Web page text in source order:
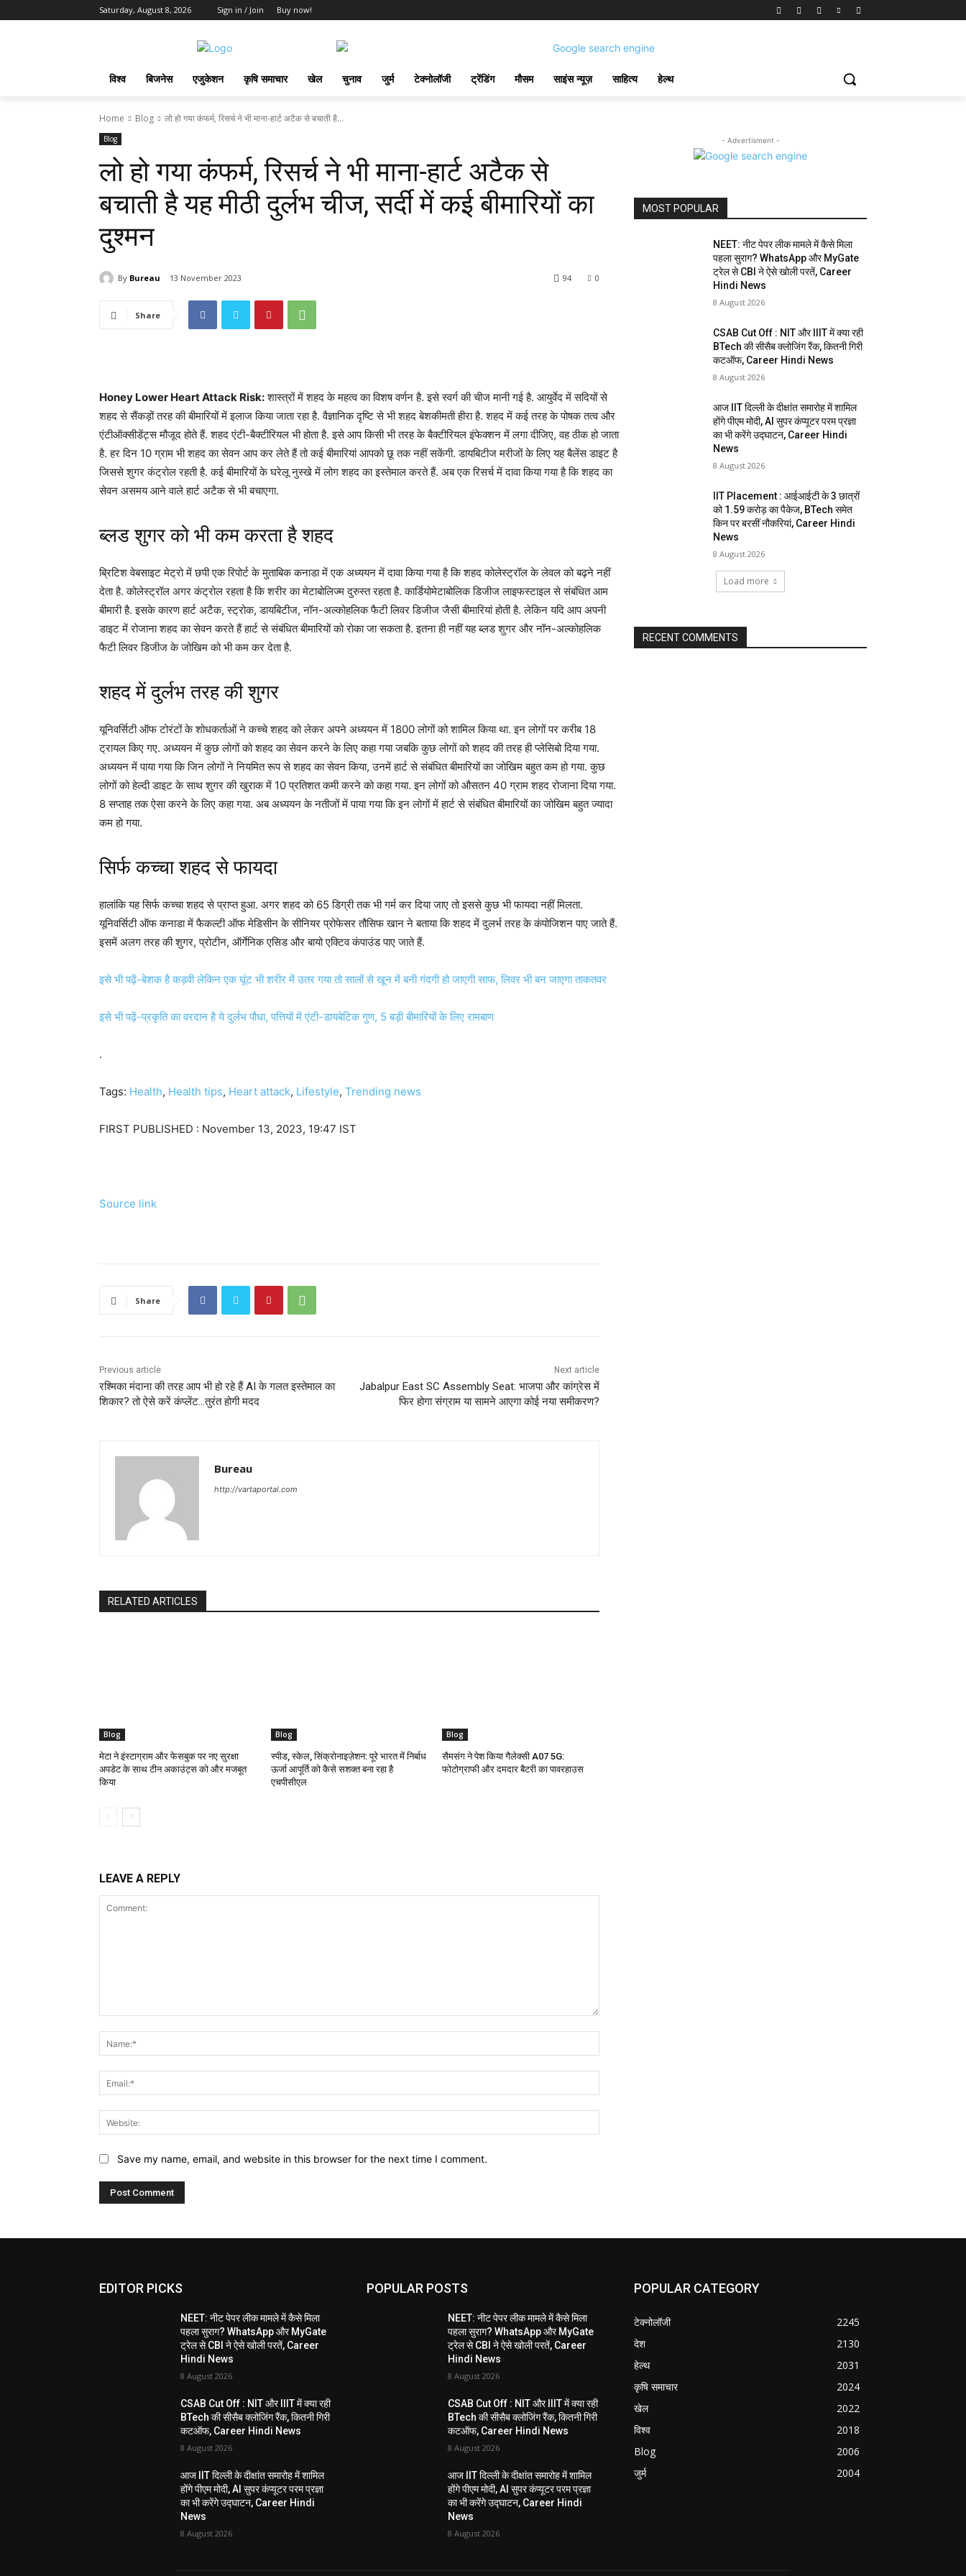
Saturday, August 8, 2026 Sign in / Join Buy now!
विश्व बिजनेस एजुकेशन कृषि समाचार खेल चुनाव जुर्म टेक्नोलॉजी ट्रेंडिंग मौसम साइंस न्यूज़ साहित्य हेल्थ
Home Blog लो हो गया कंफर्म, रिसर्च ने भी माना-हार्ट अटैक से बचाती है...
Blog
लो हो गया कंफर्म, रिसर्च ने भी माना-हार्ट अटैक से
बचाती है यह मीठी दुर्लभ चीज, सर्दी में कई बीमारियों का
दुश्मन
By Bureau 13 November 2023 0
94
Share
Honey Lower Heart Attack Risk:शास्त्रों में शहद के महत्व का विशष वर्णन है. इसे स्वर्ग की चीज मानी गई है. आयुर्वेद में सदियों से
शहद से सैंकड़ों तरह की बीमारियों में इलाज किया जाता रहा है. वैज्ञानिक दृष्टि से भी शहद बेशकीमती हीरा है. शहद में कई तरह के पोषक तत्व और
एंटीऑक्सीडेंट्स मौजूद होते हैं. शहद एंटी-बैक्टीरियल भी होता है. इसे आप किसी भी तरह के बैक्टीरियल इंफेक्शन में लगा दीजिए, वह ठीक हो जाता
है. हर दिन 10 ग्राम भी शहद का सेवन आप कर लेते हैं तो कई बीमारियां आपको छू तक नहीं सकेंगी. डायबिटीज मरीजों के लिए यह बैलेंस डाइट है
जिससे शुगर कंट्रोल रहती है. कई बीमारियों के घरेलू नुस्खे में लोग शहद का इस्तेमाल करते हैं. अब एक रिसर्च में दावा किया गया है कि शहद का
सेवन असमय आने वाले हार्ट अटैक से भी बचाएगा.
ब्लड शुगर को भी कम करता है शहद
ब्रिटिश वेबसाइट मेट्रो में छपी एक रिपोर्ट के मुताबिक कनाडा में एक अध्ययन में दावा किया गया है कि शहद कोलेस्ट्रॉल के लेवल को बढ़ने नहीं
देता है. कोलेस्ट्रॉल अगर कंट्रोल रहता है कि शरीर का मेटाबोलिज्म दुरुस्त रहता है. कार्डियोमेटाबोलिक डिजीज लाइफस्टाइल से संबंधित आम
बीमारी है. इसके कारण हार्ट अटैक, स्ट्रोक, डायबिटीज, नॉन-अल्कोहलिक फैटी लिवर डिजीज जैसी बीमारियां होती है. लेकिन यदि आप अपनी
डाइट में रोजाना शहद का सेवन करते हैं हार्ट से संबंधित बीमारियों को रोका जा सकता है. इतना ही नहीं यह ब्लड शुगर और नॉन-अल्कोहलिक
फैटी लिवर डिजीज के जोखिम को भी कम कर देता है.
शहद में दुर्लभ तरह की शुगर
यूनिवर्सिटी ऑफ टोरंटों के शोधकर्ताओं ने कच्चे शहद को लेकर अपने अध्ययन में 1800 लोगों को शामिल किया था. इन लोगों पर करीब 18
ट्रायल किए गए. अध्ययन में कुछ लोगों को शहद का सेवन करने के लिए कहा गया जबकि कुछ लोगों को शहद की तरह ही प्लेसिबो दिया गया.
अध्ययन में पाया गया कि जिन लोगों ने नियमित रूप से शहद का सेवन किया, उनमें हार्ट से संबंधित बीमारियों का जोखिम बहुत कम हो गया. कुछ
लोगों को हेल्दी डाइट के साथ शुगर की खुराक में 10 प्रतिशत कमी करने को कहा गया. इन लोगों को औसतन 40 ग्राम शहद रोजाना दिया गया.
8 सप्ताह तक ऐसा करने के लिए कहा गया. अब अध्ययन के नतीजों में पाया गया कि इन लोगों में हार्ट से संबंधित बीमारियों का जोखिम बहुत ज्यादा
कम हो गया.
सिर्फ कच्चा शहद से फायदा
हालांकि यह सिर्फ कच्चा शहद से प्राप्त हुआ. अगर शहद को 65 डिग्री तक भी गर्म कर दिया जाए तो इससे कुछ भी फायदा नहीं मिलता.
यूनिवर्सिटी ऑफ कनाडा में फैकल्टी ऑफ मेडिसीन के सीनियर प्रोफेसर तौसिफ खान ने बताया कि शहद में दुलर्भ तरह के कंपोजिशन पाए जाते हैं.
इसमें अलग तरह की शुगर, प्रोटीन, ऑर्गेनिक एसिड और बायो एक्टिव कंपाउंड पाए जाते हैं.
इसे भी पढ़ें-बेशक है कड़वी लेकिन एक घूंट भी शरीर में उतर गया तो सालों से खून में बनी गंदगी हो जाएगी साफ, लिवर भी बन जाएगा ताकतवर
इसे भी पढ़ें-प्रकृति का वरदान है ये दुर्लभ पौधा, पत्तियों में एंटी-डायबेटिक गुण, 5 बड़ी बीमारियों के लिए रामबाण
.
Tags: Health, Health tips, Heart attack, Lifestyle, Trending news
FIRST PUBLISHED : November 13, 2023, 19:47 IST
Source link
Share
Previous article
रश्मिका मंदाना की तरह आप भी हो रहे हैं AI के गलत इस्तेमाल का
शिकार? तो ऐसे करें कंप्लेंट…तुरंत होगी मदद
Next article
Jabalpur East SC Assembly Seat: भाजपा और कांग्रेस में
फिर होगा संग्राम या सामने आएगा कोई नया समीकरण?
Bureau
http://vartaportal.com
RELATED ARTICLES
Blog
मेटा ने इंस्टाग्राम और फेसबुक पर नए सुरक्षा
अपडेट के साथ टीन अकाउंट्स को और मजबूत
किया
Blog
स्पीड, स्केल, सिंक्रोनाइज़ेशन: पूरे भारत में निर्बाध
ऊर्जा आपूर्ति को कैसे सशक्त बना रहा है
एचपीसीएल
Blog
सैमसंग ने पेश किया गैलेक्सी A07 5G:
फोटोग्राफी और दमदार बैटरी का पावरहाउस
LEAVE A REPLY
Save my name, email, and website in this browser for the next time I comment.
- Advertisment -
MOST POPULAR
NEET: नीट पेपर लीक मामले में कैसे मिला
पहला सुराग? WhatsApp और MyGate
ट्रेल से CBI ने ऐसे खोली परतें, Career
Hindi News
8 August 2026
CSAB Cut Off : NIT और IIIT में क्या रही
BTech की सीसैब क्लोजिंग रैंक, कितनी गिरी
कटऑफ, Career Hindi News
8 August 2026
आज IIT दिल्ली के दीक्षांत समारोह में शामिल
होंगे पीएम मोदी, AI सुपर कंप्यूटर परम प्रज्ञा
का भी करेंगे उद्घाटन, Career Hindi
News
8 August 2026
IIT Placement : आईआईटी के 3 छात्रों
को 1.59 करोड़ का पैकेज, BTech समेत
किन पर बरसीं नौकरियां, Career Hindi
News
8 August 2026
Load more
RECENT COMMENTS
EDITOR PICKS
NEET: नीट पेपर लीक मामले में कैसे मिला
पहला सुराग? WhatsApp और MyGate
ट्रेल से CBI ने ऐसे खोली परतें, Career
Hindi News
8 August 2026
CSAB Cut Off : NIT और IIIT में क्या रही
BTech की सीसैब क्लोजिंग रैंक, कितनी गिरी
कटऑफ, Career Hindi News
8 August 2026
आज IIT दिल्ली के दीक्षांत समारोह में शामिल
होंगे पीएम मोदी, AI सुपर कंप्यूटर परम प्रज्ञा
का भी करेंगे उद्घाटन, Career Hindi
News
8 August 2026
POPULAR POSTS
NEET: नीट पेपर लीक मामले में कैसे मिला
पहला सुराग? WhatsApp और MyGate
ट्रेल से CBI ने ऐसे खोली परतें, Career
Hindi News
8 August 2026
CSAB Cut Off : NIT और IIIT में क्या रही
BTech की सीसैब क्लोजिंग रैंक, कितनी गिरी
कटऑफ, Career Hindi News
8 August 2026
आज IIT दिल्ली के दीक्षांत समारोह में शामिल
होंगे पीएम मोदी, AI सुपर कंप्यूटर परम प्रज्ञा
का भी करेंगे उद्घाटन, Career Hindi
News
8 August 2026
POPULAR CATEGORY
टेक्नोलॉजी
2245
देश
2130
हेल्थ
2031
कृषि समाचार
2024
खेल
2022
विश्व
2018
Blog
2006
जुर्म
2004